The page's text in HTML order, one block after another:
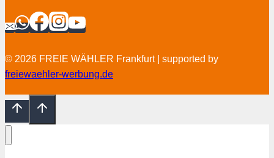
© 2026 FREIE WÄHLER Frankfurt | supported by
freiewaehler-werbung.de